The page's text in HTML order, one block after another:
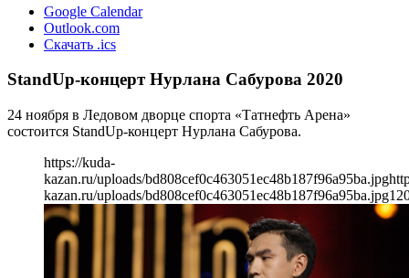
Google Calendar
Outlook.com
Скачать .ics
StandUp-концерт Нурлана Сабурова 2020
24 ноября в Ледовом дворце спорта «Татнефть Арена»
состоится StandUp-концерт Нурлана Сабурова.
https://kuda-
kazan.ru/uploads/bd808cef0c463051ec48b187f96a95ba.jpg
kazan.ru/uploads/bd808cef0c463051ec48b187f96a95ba.jpg